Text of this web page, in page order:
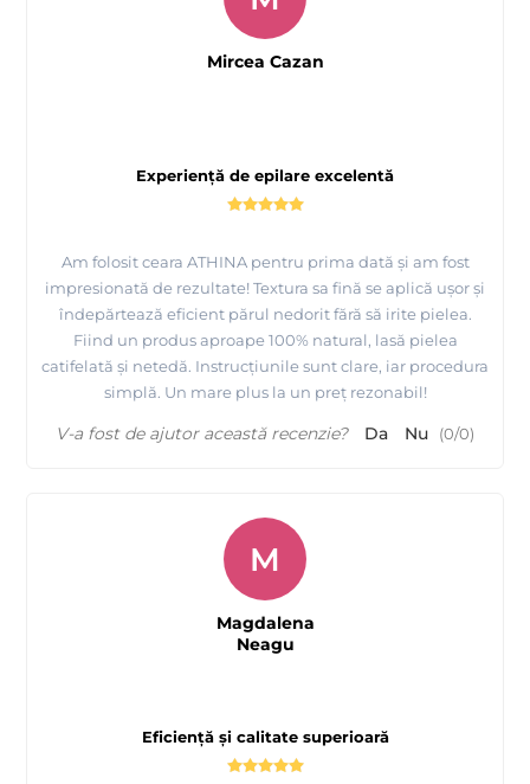
Experiență de epilare excelentă
Am folosit ceara ATHINA pentru prima dată și am fost
impresionată de rezultate! Textura sa fină se aplică ușor și
îndepărtează eficient părul nedorit fără să irite pielea.
Fiind un produs aproape 100% natural, lasă pielea
catifelată și netedă. Instrucțiunile sunt clare, iar procedura
simplă. Un mare plus la un preț rezonabil!
Mircea Cazan
V-a fost de ajutor această recenzie? Da Nu (0/0)
Eficiență și calitate superioară
M
Magdalena
Neagu